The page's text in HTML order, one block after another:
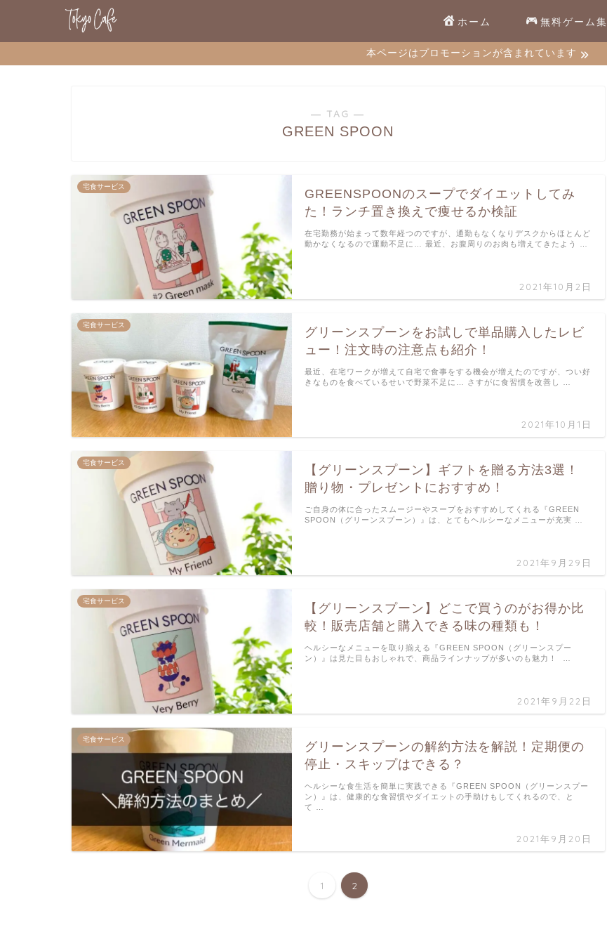
ホーム 無料ゲーム集
本ページはプロモーションが含まれています
― TAG ―
GREEN SPOON
宅食サービス
GREENSPOONのスープでダイエットしてみ
た！ランチ置き換えで痩せるか検証
2021年10月2日
在宅勤務が始まって数年経つのですが、通勤もなくなりデスクからほとんど
動かなくなるので運動不足に… 最近、お腹周りのお肉も増えてきたよう …
宅食サービス
グリーンスプーンをお試しで単品購入したレビ
ュー！注文時の注意点も紹介！
2021年10月1日
最近、在宅ワークが増えて自宅で食事をする機会が増えたのですが、つい好
きなものを食べているせいで野菜不足に… さすがに食習慣を改善し …
宅食サービス
【グリーンスプーン】ギフトを贈る方法3選！
贈り物・プレゼントにおすすめ！
2021年9月29日
ご自身の体に合ったスムージーやスープをおすすめしてくれる『GREEN
SPOON（グリーンスプーン）』は、とてもヘルシーなメニューが充実 …
宅食サービス
【グリーンスプーン】どこで買うのがお得か比
較！販売店舗と購入できる味の種類も！
2021年9月22日
ヘルシーなメニューを取り揃える『GREEN SPOON（グリーンスプー
ン）』は見た目もおしゃれで、商品ラインナップが多いのも魅力！ …
宅食サービス
グリーンスプーンの解約方法を解説！定期便の
停止・スキップはできる？
2021年9月20日
ヘルシーな食生活を簡単に実践できる『GREEN SPOON（グリーンスプー
ン）』は、健康的な食習慣やダイエットの手助けもしてくれるので、と
て …
1 2